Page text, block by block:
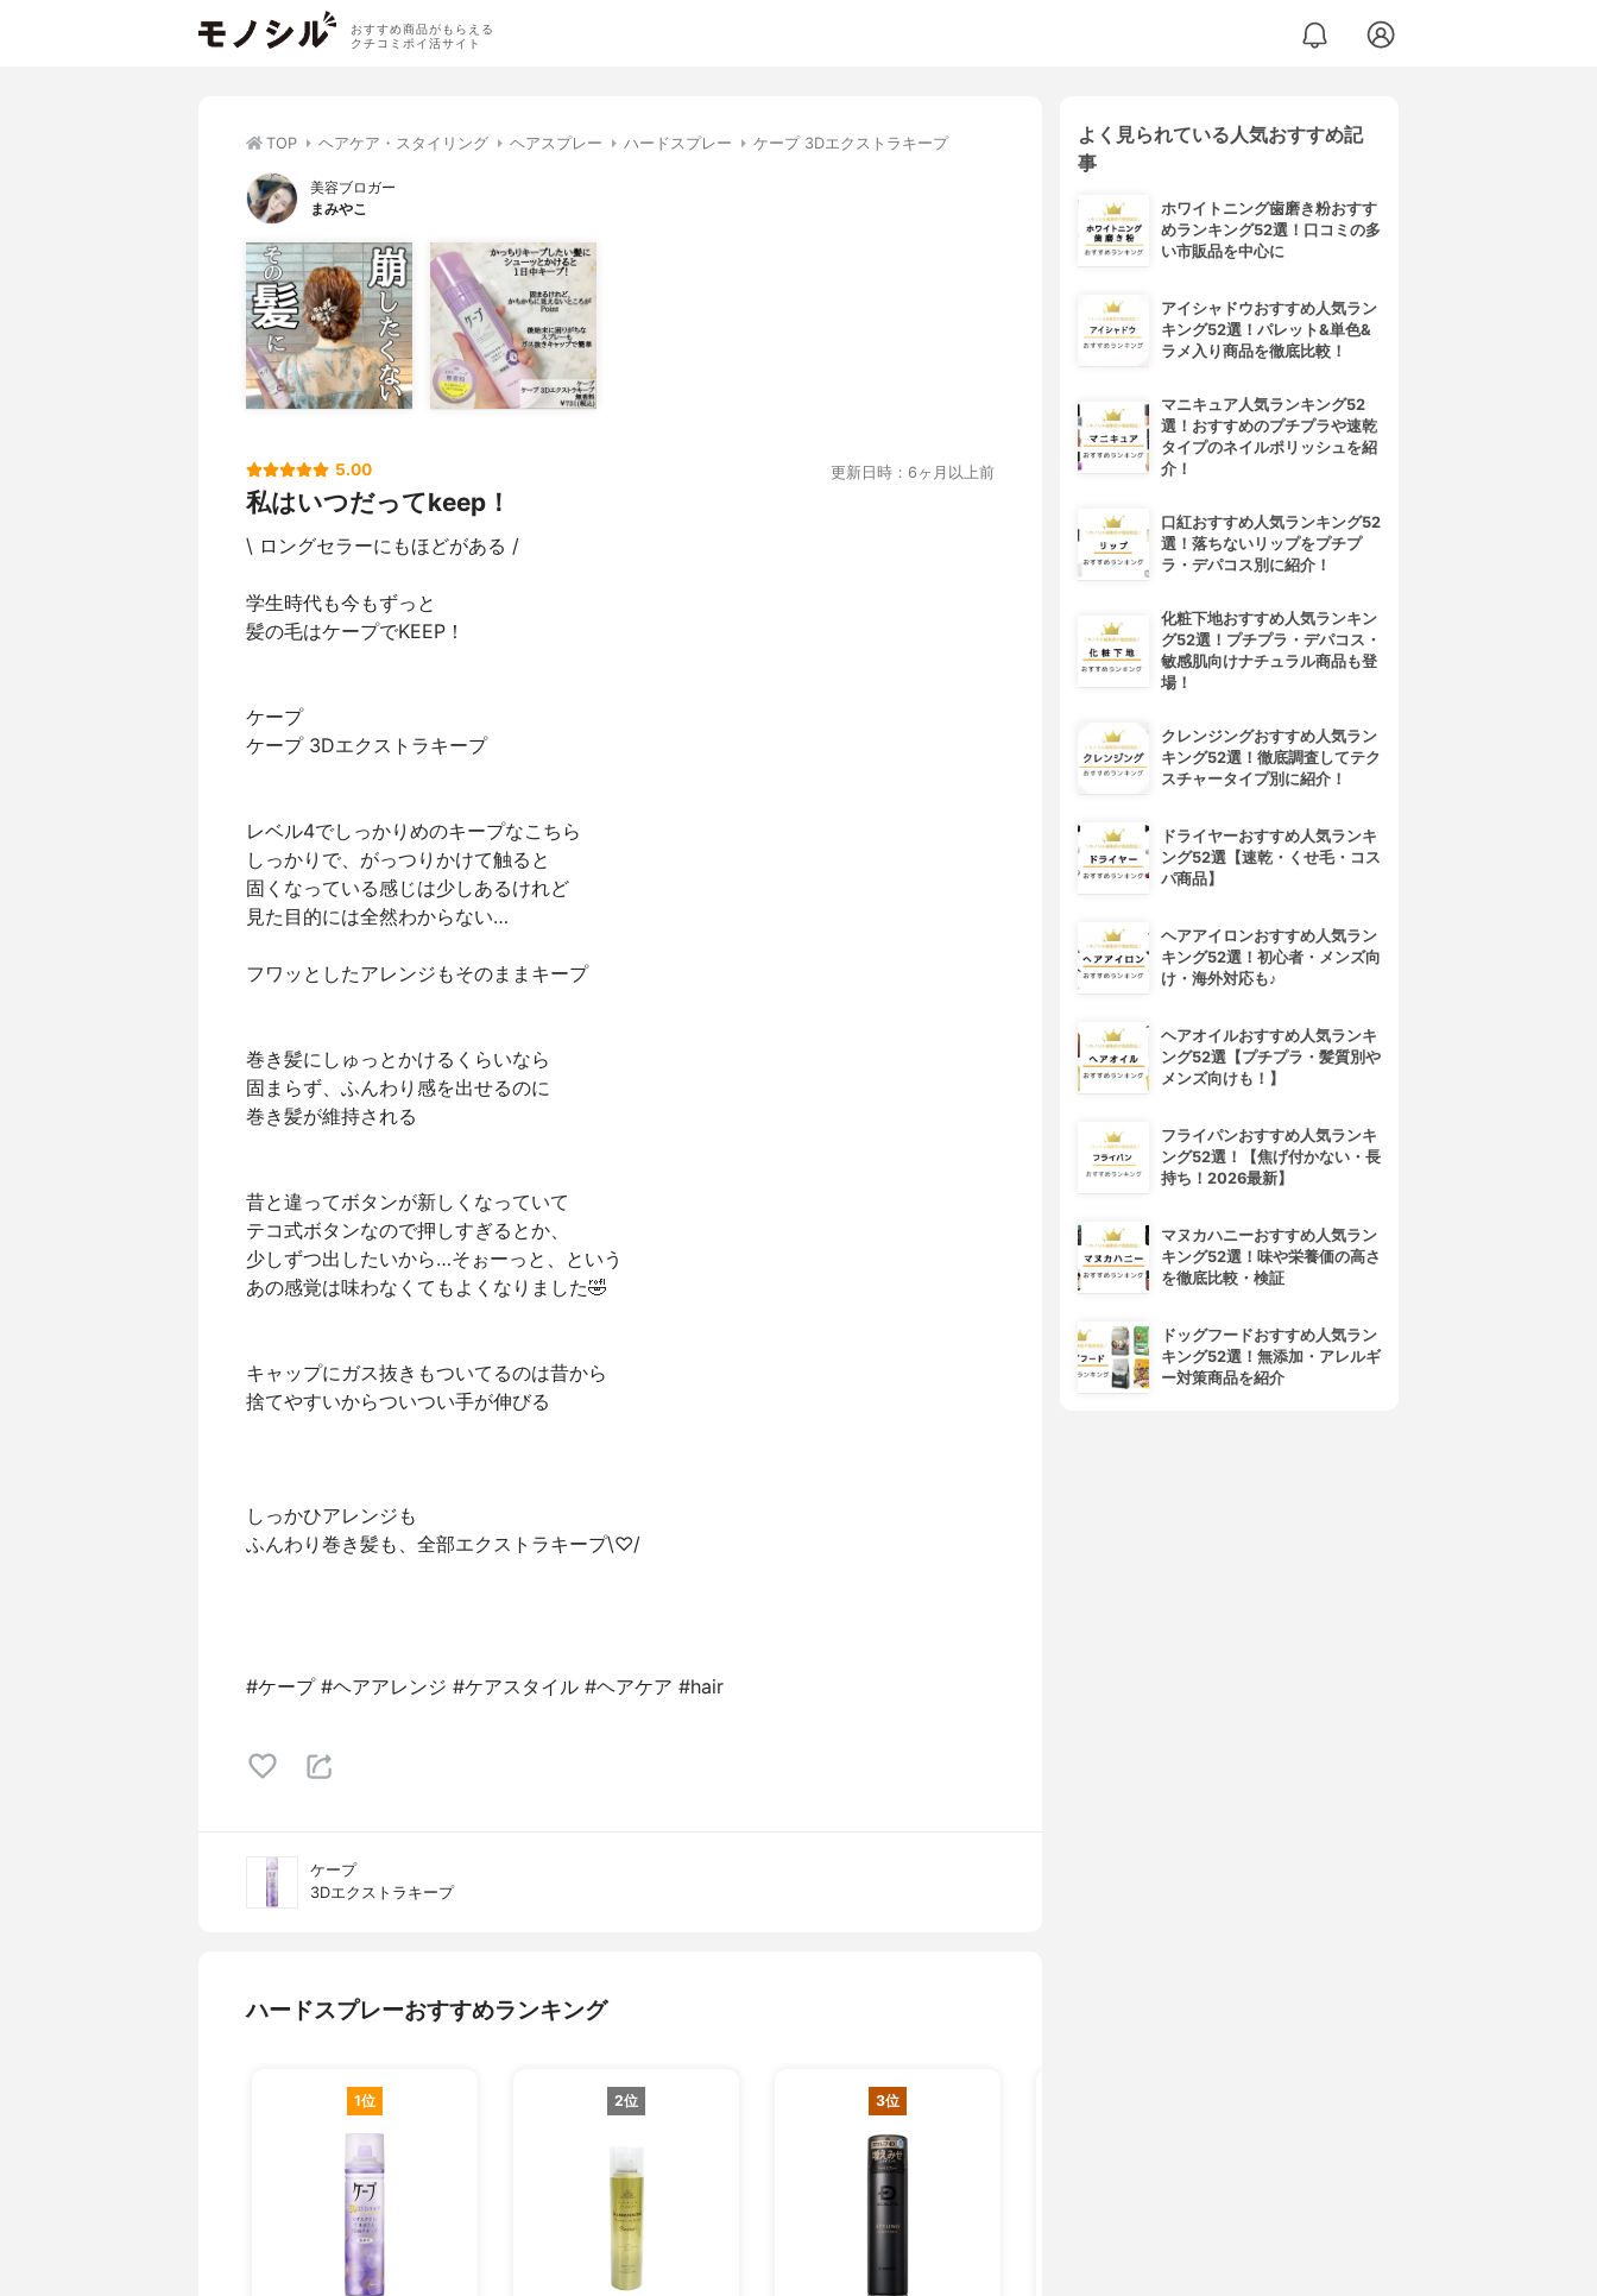
おすすめ商品がもらえる
クチコミポイ活サイト
TOP ヘアケア・スタイリング ヘアスプレー ハードスプレー ケープ 3Dエクストラキープ
美容ブロガー
まみやこ
5.00 更新日時：6ヶ月以上前
私はいつだってkeep！
\ ロングセラーにもほどがある /
学生時代も今もずっと
髪の毛はケープでKEEP！
ケープ
ケープ 3Dエクストラキープ
レベル4でしっかりめのキープなこちら
しっかりで、がっつりかけて触ると
固くなっている感じは少しあるけれど
見た目的には全然わからない…
フワッとしたアレンジもそのままキープ
巻き髪にしゅっとかけるくらいなら
固まらず、ふんわり感を出せるのに
巻き髪が維持される
昔と違ってボタンが新しくなっていて
テコ式ボタンなので押しすぎるとか、
少しずつ出したいから…そぉーっと、という
あの感覚は味わなくてもよくなりました🤣
キャップにガス抜きもついてるのは昔から
捨てやすいからついつい手が伸びる
しっかひアレンジも
ふんわり巻き髪も、全部エクストラキープ\♡/
#ケープ #ヘアアレンジ #ケアスタイル #ヘアケア #hair
ケープ
3Dエクストラキープ
ハードスプレーおすすめランキング
1位 2位 3位
よく見られている人気おすすめ記
事
ホワイトニング歯磨き粉おすす
めランキング52選！口コミの多
い市販品を中心に
アイシャドウおすすめ人気ラン
キング52選！パレット&単色&
ラメ入り商品を徹底比較！
マニキュア人気ランキング52
選！おすすめのプチプラや速乾
タイプのネイルポリッシュを紹
介！
口紅おすすめ人気ランキング52
選！落ちないリップをプチプ
ラ・デパコス別に紹介！
化粧下地おすすめ人気ランキン
グ52選！プチプラ・デパコス・
敏感肌向けナチュラル商品も登
場！
クレンジングおすすめ人気ラン
キング52選！徹底調査してテク
スチャータイプ別に紹介！
ドライヤーおすすめ人気ランキ
ング52選【速乾・くせ毛・コス
パ商品】
ヘアアイロンおすすめ人気ラン
キング52選！初心者・メンズ向
け・海外対応も♪
ヘアオイルおすすめ人気ランキ
ング52選【プチプラ・髪質別や
メンズ向けも！】
フライパンおすすめ人気ランキ
ング52選！【焦げ付かない・長
持ち！2026最新】
マヌカハニーおすすめ人気ラン
キング52選！味や栄養価の高さ
を徹底比較・検証
ドッグフードおすすめ人気ラン
キング52選！無添加・アレルギ
ー対策商品を紹介